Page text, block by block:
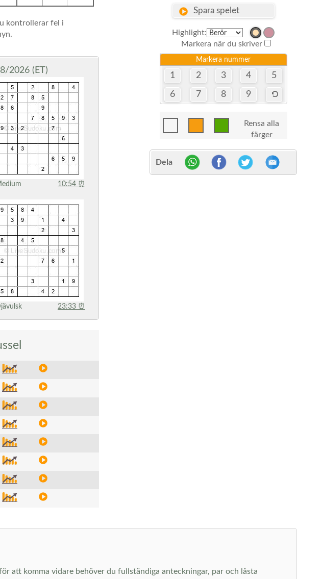
kontrollerar fel i
2026 (ET)
10:54 ⏰
23:33 ⏰
Spara spelet
Highlight:
Markera när du skriver
Markera nummer
1 2 3 4 5
6 7 8 9
Rensa alla
färger
Dela
att komma vidare behöver du fullständiga anteckningar, par och låsta